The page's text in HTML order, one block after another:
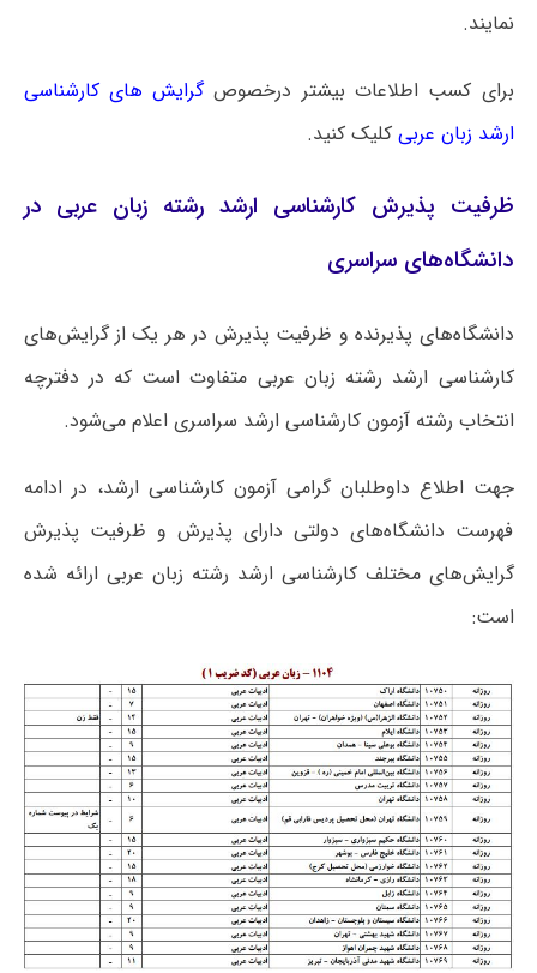
نمایند.
برای کسب اطلاعات بیشتر درخصوصگرایش های کارشناسی
ارشد زبان عربی کلیک کنید.
ظرفیت پذیرش کارشناسی ارشد رشته زبان عربی در
دانشگاه‌های سراسری
دانشگاه‌های پذیرنده و ظرفیت پذیرش در هر یک از گرایش‌های
کارشناسی ارشد رشته زبان عربی متفاوت است که در دفترچه
انتخاب رشته آزمون کارشناسی ارشد سراسری اعلام می‌شود.
جهت اطلاع داوطلبان گرامی آزمون کارشناسی ارشد، در ادامه
فهرست دانشگاه‌های دولتی دارای پذیرش و ظرفیت پذیرش
گرایش‌های مختلف کارشناسی ارشد رشته زبان عربی ارائه شده
است: